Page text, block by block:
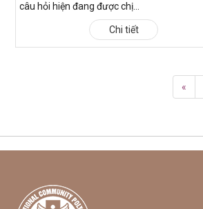
câu hỏi hiện đang được chị...
Chi tiết
«